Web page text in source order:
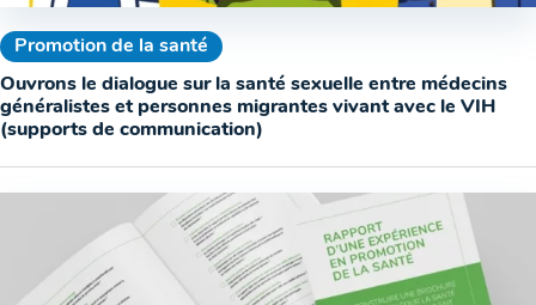
Promotion de la santé
Ouvrons le dialogue sur la santé sexuelle entre médecins
généralistes et personnes migrantes vivant avec le VIH
(supports de communication)